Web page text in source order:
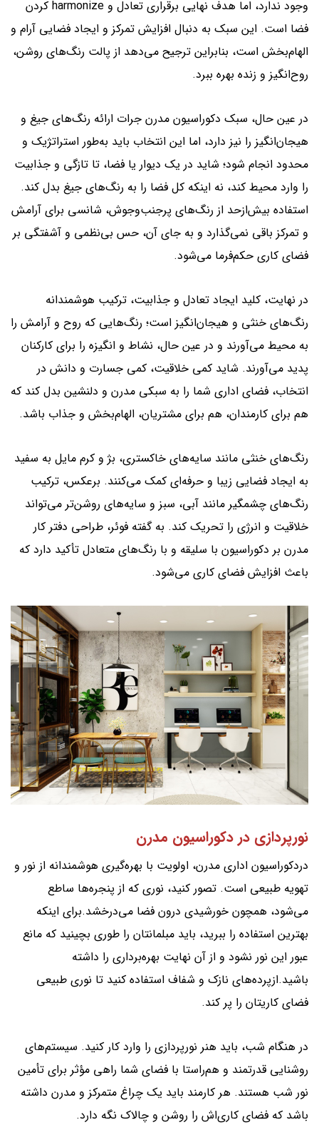
وجود ندارد، اما هدف نهایی برقراری تعادل و harmonize کردن
فضا است. این سبک به دنبال افزایش تمرکز و ایجاد فضایی آرام و
الهام‌بخش است، بنابراین ترجیح می‌دهد از پالت رنگ‌های روشن،
روح‌انگیز و زنده بهره ببرد.
در عین حال، سبک دکوراسیون مدرن جرات ارائه رنگ‌های جیغ و
هیجان‌انگیز را نیز دارد، اما این انتخاب باید به‌طور استراتژیک و
محدود انجام شود؛ شاید در یک دیوار یا فضا، تا تازگی و جذابیت
را وارد محیط کند، نه اینکه کل فضا را به رنگ‌های جیغ بدل کند.
استفاده بیش‌ازحد از رنگ‌های پرجنب‌وجوش، شانسی برای آرامش
و تمرکز باقی نمی‌گذارد و به جای آن، حس بی‌نظمی و آشفتگی بر
فضای کاری حکم‌فرما می‌شود.
در نهایت، کلید ایجاد تعادل و جذابیت، ترکیب هوشمندانه
رنگ‌های خنثی و هیجان‌انگیز است؛ رنگ‌هایی که روح و آرامش را
به محیط می‌آورند و در عین حال، نشاط و انگیزه را برای کارکنان
پدید می‌آورند. شاید کمی خلاقیت، کمی جسارت و دانش در
انتخاب، فضای اداری شما را به سبکی مدرن و دلنشین بدل کند که
هم برای کارمندان، هم برای مشتریان، الهام‌بخش و جذاب باشد.
رنگ‌های خنثی مانند سایه‌های خاکستری، بژ و کرم مایل به سفید
به ایجاد فضایی زیبا و حرفه‌ای کمک می‌کنند. برعکس، ترکیب
رنگ‌های چشمگیر مانند آبی، سبز و سایه‌های روشن‌تر می‌تواند
خلاقیت و انرژی را تحریک کند. به گفته فوئر، طراحی دفتر کار
مدرن بر دکوراسیون با سلیقه و با رنگ‌های متعادل تأکید دارد که
باعث افزایش فضای کاری می‌شود.
نورپردازی در دکوراسیون مدرن
دردکوراسیون اداری مدرن، اولویت با بهره‌گیری هوشمندانه از نور و
تهویه طبیعی است. تصور کنید، نوری که از پنجره‌ها ساطع
می‌شود، همچون خورشیدی درون فضا می‌درخشد.برای اینکه
بهترین استفاده را ببرید، باید مبلمانتان را طوری بچینید که مانع
عبور این نور نشود و از آن نهایت بهره‌برداری را داشته
باشید.ازپرده‌های نازک و شفاف استفاده کنید تا نوری طبیعی
فضای کاریتان را پر کند.
در هنگام شب، باید هنر نورپردازی را وارد کار کنید. سیستم‌های
روشنایی قدرتمند و هم‌راستا با فضای شما راهی مؤثر برای تأمین
نور شب هستند. هر کارمند باید یک چراغ متمرکز و مدرن داشته
باشد که فضای کاری‌اش را روشن و چالاک نگه دارد.